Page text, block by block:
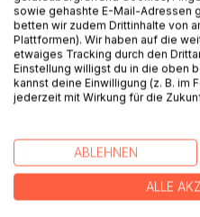
BESCHREIBUNG
Ist der Dulsberg wirklich ein
seinem Inneren vorgehen.
vermuten, eine geheime
Hamburg-Altona den Tod
einen Zusammenhang in
sowie gehashte E-Mail-Adressen
betten wir zudem Drittinhalte von
Plattformen). Wir haben auf die
etwaiges Tracking durch den
Einstellung willigst du in die oben
kannst deine Einwilligung (z. B. im
jederzeit mit Wirkung für die
ABLEHNEN
ALLE